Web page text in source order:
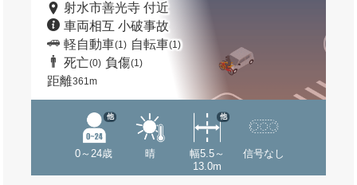
射水市善光寺 付近
車両相互 小破事故
軽自動車(1) 自転車(1)
死亡(0) 負傷(1)
距離361m
0～24歳
他
晴
幅5.5～
13.0m
他
信号なし